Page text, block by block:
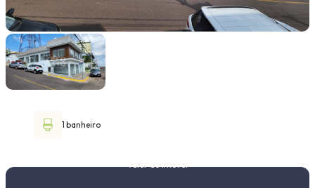
Faixa de valor
1 banheiro